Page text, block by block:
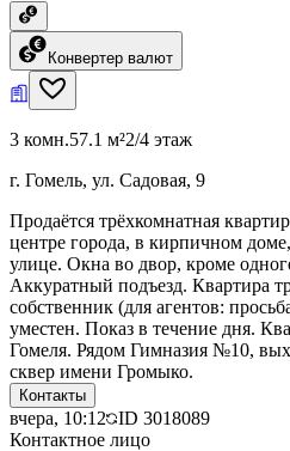
Конвертер валют
3 комн.57.1 м²2/4 этаж
г. Гомель, ул. Садовая, 9
Продаётся трёхкомнатная
центре города, в кирпичном
улице. Окна во двор, кроме
Аккуратный подъезд. Квартира
собственник (для агентов:
уместен. Показ в течение дня.
Гомеля. Рядом Гимназия №10,
сквер имени Громыко.
Контакты
вчера, 10:12 ID 3018089
Контактное лицо